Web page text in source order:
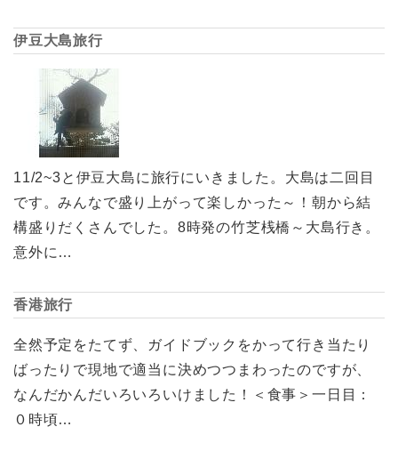
伊豆大島旅行
11/2~3と伊豆大島に旅行にいきました。大島は二回目
です。みんなで盛り上がって楽しかった～！朝から結
構盛りだくさんでした。8時発の竹芝桟橋～大島行き。
意外に…
香港旅行
全然予定をたてず、ガイドブックをかって行き当たり
ばったりで現地で適当に決めつつまわったのですが、
なんだかんだいろいろいけました！＜食事＞一日目：
０時頃…